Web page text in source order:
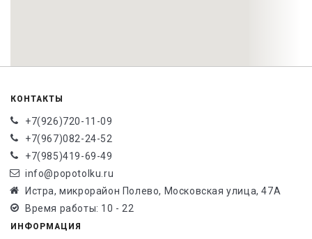
КОНТАКТЫ
+7(926)720-11-09
+7(967)082-24-52
+7(985)419-69-49
info@popotolku.ru
Истра, микрорайон Полево, Московская улица, 47А
Время работы: 10 - 22
ИНФОРМАЦИЯ